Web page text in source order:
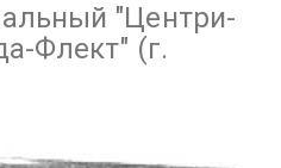
"Центри-
Флект" (г.